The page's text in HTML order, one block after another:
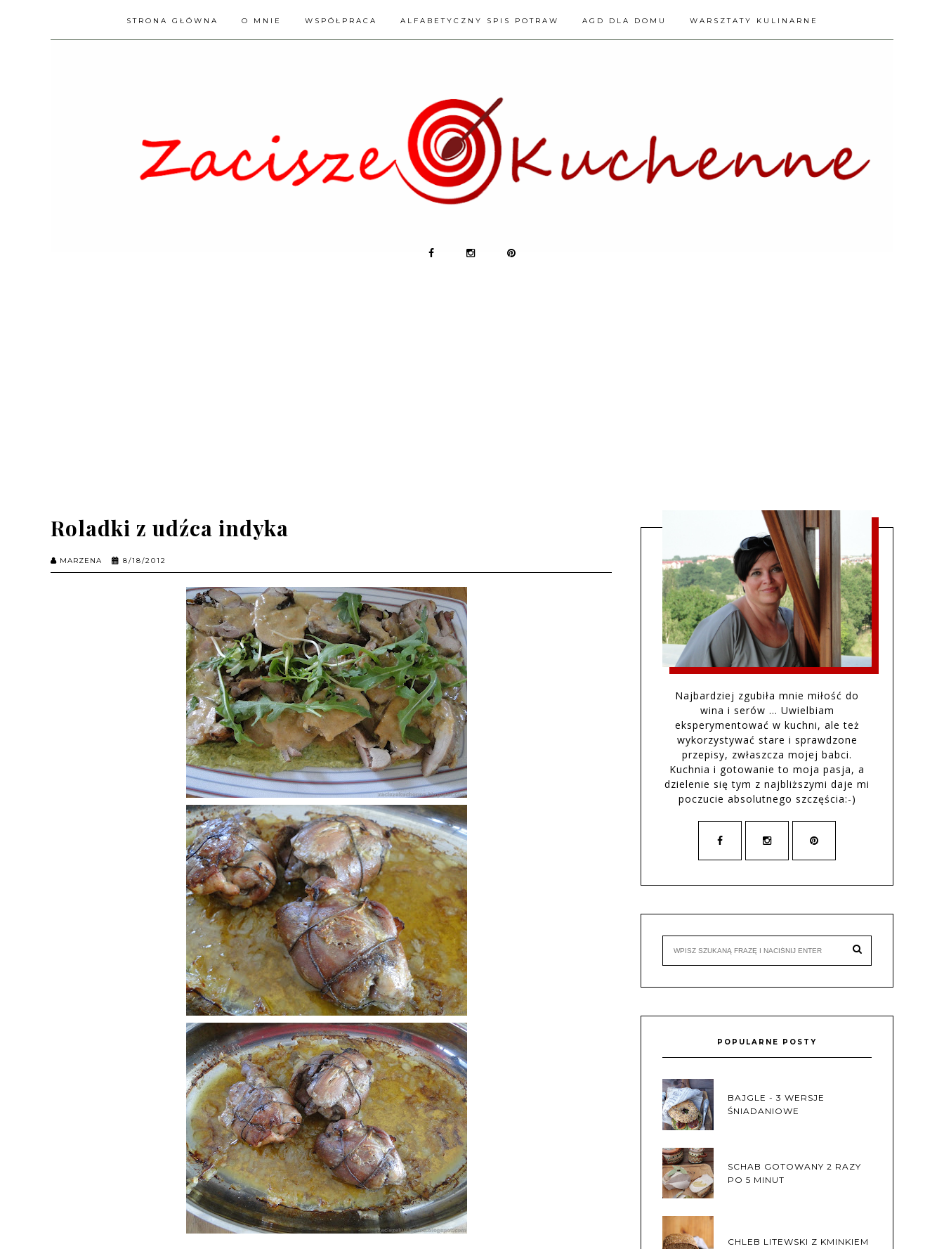
STRONA GŁÓWNA O MNIE WSPÓŁPRACA ALFABETYCZNY SPIS POTRAW AGD DLA DOMU WARSZTATY KULINARNE
Roladki z udźca indyka
MARZENA 8/18/2012
Najbardziej zgubiła mnie miłość do
wina i serów … Uwielbiam
eksperymentować w kuchni, ale też
wykorzystywać stare i sprawdzone
przepisy, zwłaszcza mojej babci.
Kuchnia i gotowanie to moja pasja, a
dzielenie się tym z najbliższymi daje mi
poczucie absolutnego szczęścia:-)
POPULARNE POSTY
BAJGLE - 3 WERSJE
ŚNIADANIOWE
SCHAB GOTOWANY 2 RAZY
PO 5 MINUT
CHLEB LITEWSKI Z KMINKIEM